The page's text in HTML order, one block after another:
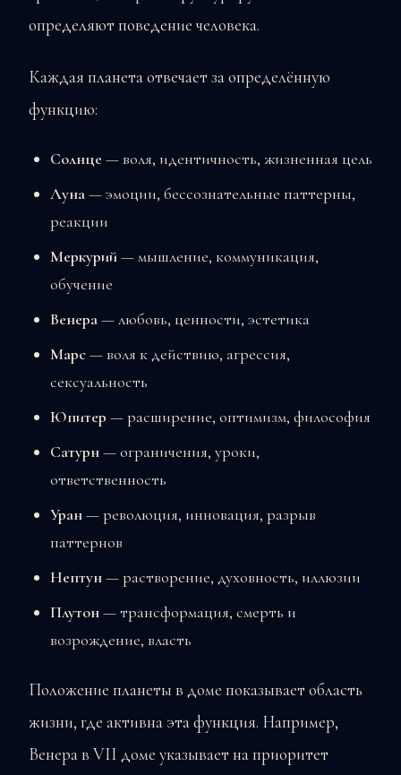
определяют поведение человека.
Каждая планета отвечает за определённую
функцию:
Солнце — воля, идентичность, жизненная цель
Луна— эмоции, бессознательные паттерны,
реакции
Меркурий— мышление, коммуникация,
обучение
Венера— любовь, ценности, эстетика
Марс— воля к действию, агрессия,
сексуальность
Юпитер — расширение, оптимизм, философия
Сатурн— ограничения, уроки,
ответственность
Уран— революция, инновация, разрыв
паттернов
Нептун— растворение, духовность, иллюзии
Плутон— трансформация, смерть и
возрождение, власть
Положение планеты в доме показывает область
жизни, где активна эта функция. Например,
Венера в VII доме указывает на приоритет